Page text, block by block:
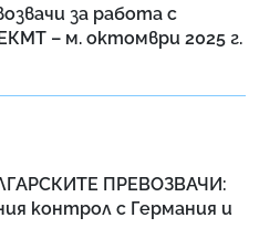
за работа с
– м. октомври 2025 г.
ПРЕВОЗВАЧИ:
контрол с Германия и